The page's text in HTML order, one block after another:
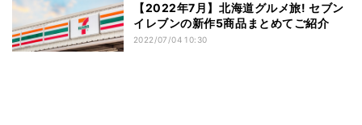
【2022年7月】北海道グルメ旅! セブン
イレブンの新作5商品まとめてご紹介
2022/07/04 10:30